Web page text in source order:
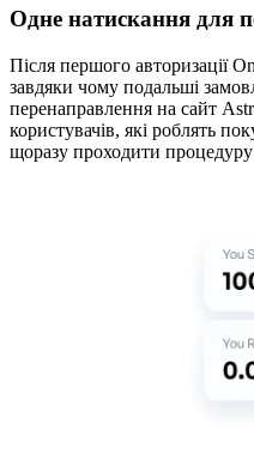
Одне натискання для
Після першого авторизації
завдяки чому подальші
перенаправлення на сайт
користувачів, які роблять
щоразу проходити процедуру